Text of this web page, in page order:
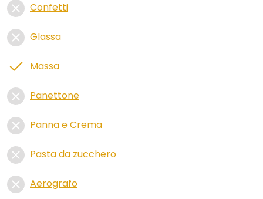
Confetti
Glassa
Massa
Panettone
Panna e Crema
Pasta da zucchero
Aerografo